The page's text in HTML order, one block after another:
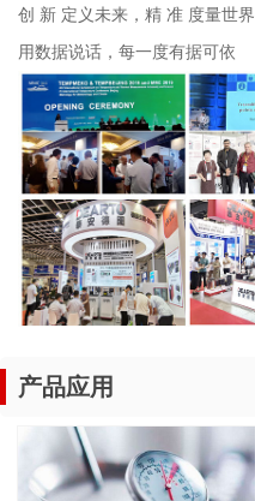
创 新 定义未来，精 准 度量世界
用数据说话，每一度有据可依
产品应用